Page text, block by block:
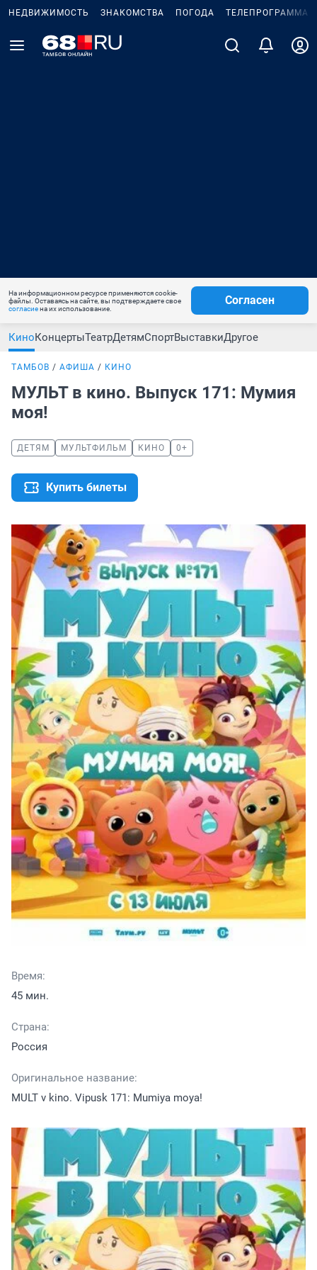
НЕДВИЖИМОСТЬ ЗНАКОМСТВА ПОГОДА ТЕЛЕПРОГРАММА
На информационном ресурсе применяются cookie-
файлы. Оставаясь на сайте, вы подтверждаете свое
согласиена их использование.
Согласен
КиноКонцертыТеатрДетямСпортВыставкиДругое
ТАМБОВ АФИША КИНО
МУЛЬТ в кино. Выпуск 171: Мумия
моя!
ДЕТЯМ МУЛЬТФИЛЬМ КИНО 0+
Купить билеты
Время:
45 мин.
Страна:
Россия
Оригинальное название:
MULT v kino. Vipusk 171: Mumiya moya!